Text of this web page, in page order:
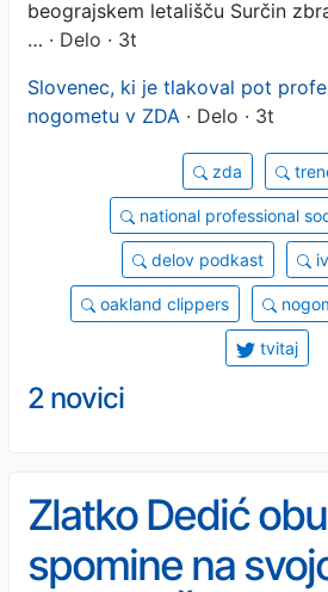
beograjskem letališču Surčin
… · Delo · 3t
Slovenec, ki je tlakoval pot
nogometu v ZDA · Delo · 3t
zda
national professional
delov podkast
oakland clippers
tvitaj
2 novici
Zlatko Dedić
spomine na